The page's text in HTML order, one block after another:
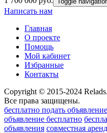
Написать нам
Главная
О проекте
Помощь
Мой кабинет
Избранные
Контакты
Copyright © 2015-2024
Все права защищены.
бесплатно подать объявление
объявление бесплатно
объявления совместная